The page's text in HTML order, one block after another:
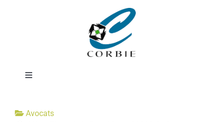
Toggle
Maîtres G & X.
D'HELLENCOURT-
Avocats